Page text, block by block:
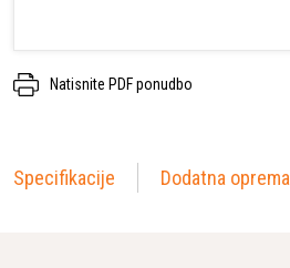
Natisnite PDF ponudbo
Specifikacije Dodatna oprema